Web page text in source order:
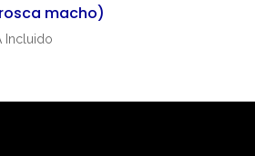
€
macho)
Incluido